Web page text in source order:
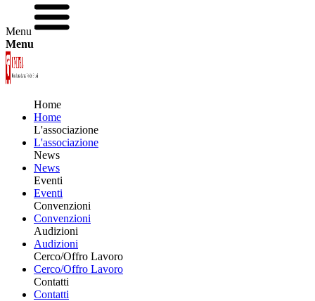
Menu
Menu
Home
Home
L'associazione
L'associazione
News
News
Eventi
Eventi
Convenzioni
Convenzioni
Audizioni
Audizioni
Cerco/Offro Lavoro
Cerco/Offro Lavoro
Contatti
Contatti